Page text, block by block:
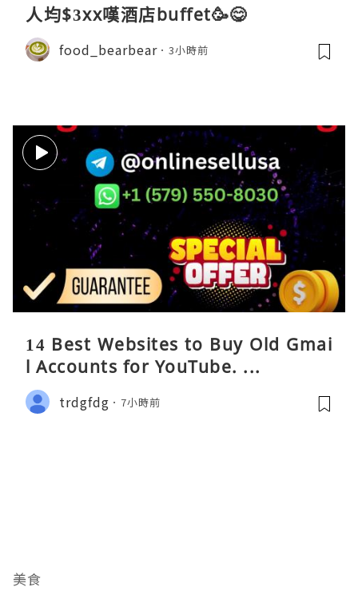
人均$3xx嘆酒店buffet🥳😋
food_bearbear 3小時前
14 Best Websites to Buy Old Gmai
l Accounts for YouTube. ...
trdgfdg 7小時前
美食